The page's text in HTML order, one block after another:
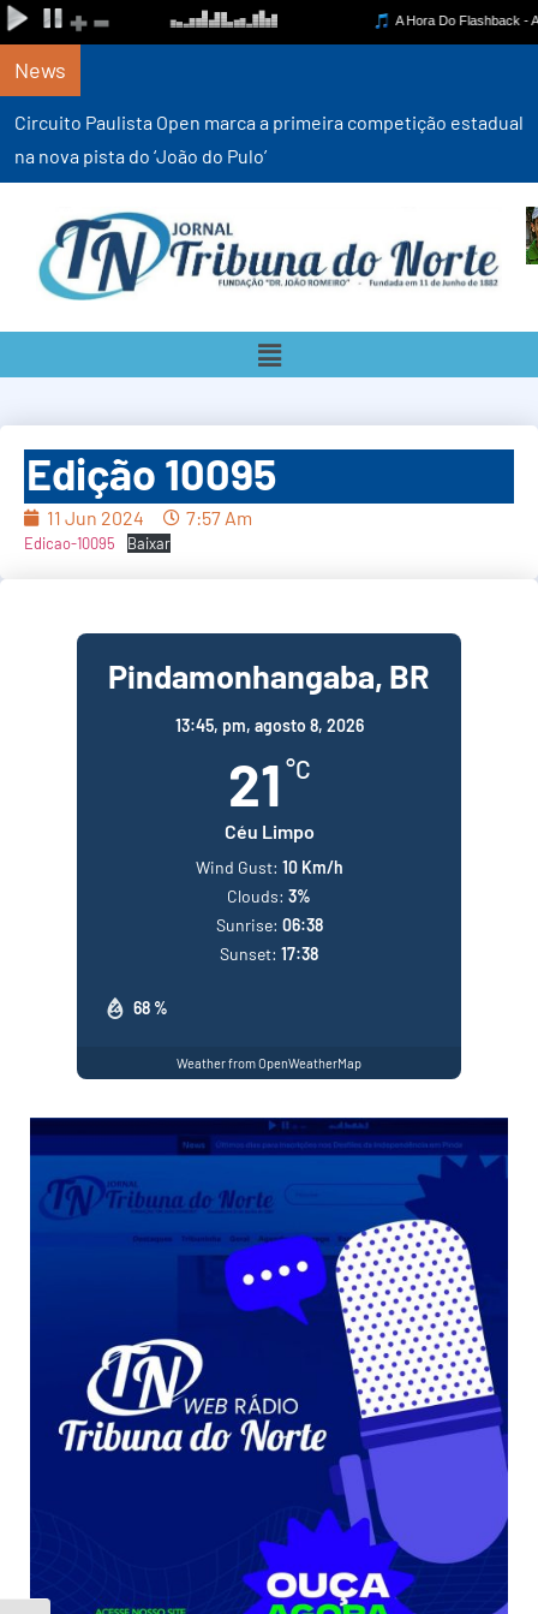
News
Circuito Paulista Open marca a primeira competição estadual
na nova pista do ‘João do Pulo’
Edição 10095
11 Jun 2024 7:57 Am
Edicao-10095 Baixar
Pindamonhangaba, BR
13:45, pm, agosto 8, 2026
21 °C
Céu Limpo
68 %
Wind Gust: 10 Km/h
Clouds: 3%
Sunrise: 06:38
Sunset: 17:38
Weather from OpenWeatherMap